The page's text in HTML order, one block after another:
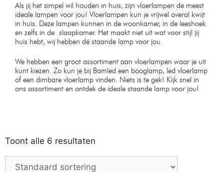
Als jij het simpel wil houden in huis, zijn vloerlampen de meest
ideale lampen voor jou! Vloerlampen kun je vrijwel overal kwijt
in huis. Deze lampen kunnen in de woonkamer, in de leeshoek
en zelfs in de slaapkamer. Het maakt niet uit wat voor stijl jij
huis hebt, wij hebben dé staande lamp voor jou.
We hebben een groot assortiment aan vloerlampen waar je uit
kunt kiezen. Zo kun je bij Bamled een booglamp, led vloerlamp
of een dimbare vloerlamp vinden. Niets is te gek! Kijk snel in
ons assortiment en ontdek de ideale staande lamp voor jou!
Toont alle 6 resultaten